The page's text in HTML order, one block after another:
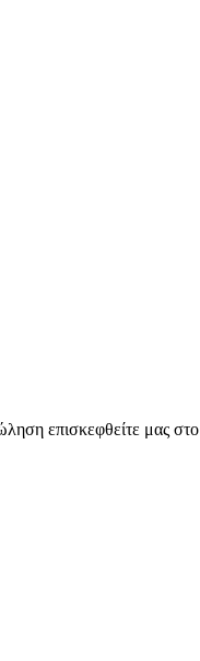
επισκεφθείτε μας στο